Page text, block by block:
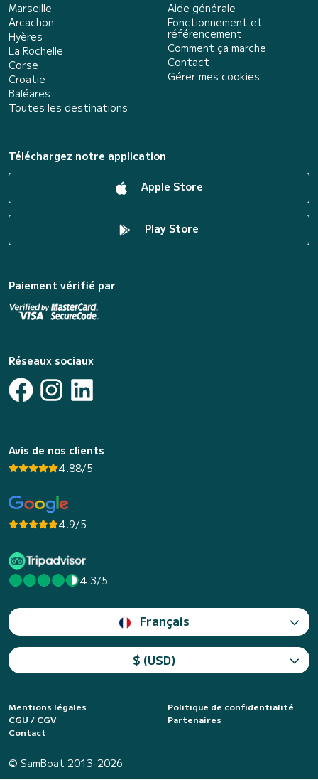
Marseille
Arcachon
Hyères
La Rochelle
Corse
Croatie
Baléares
Toutes les destinations
Aide générale
Fonctionnement et
référencement
Comment ça marche
Contact
Gérer mes cookies
Téléchargez notre application
Apple Store
Play Store
Paiement vérifié par
Réseaux sociaux
Avis de nos clients
4.88/5
4.9/5
4.3/5
Français
$ (USD)
Mentions légales
Politique de confidentialité
CGU / CGV
Partenaires
Contact
© SamBoat 2013-2026